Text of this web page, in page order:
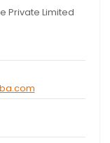
Private Limited